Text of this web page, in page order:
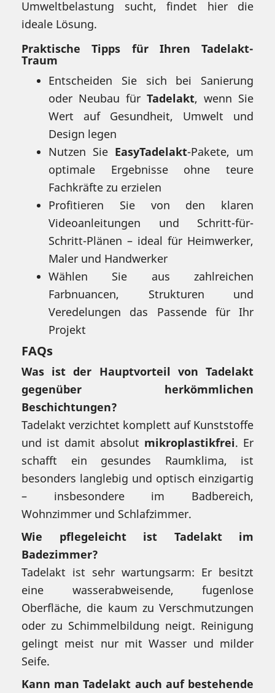
Umweltbelastung sucht, findet hier die
ideale Lösung.
Praktische Tipps für Ihren Tadelakt-
Traum
Entscheiden Sie sich bei Sanierung
oder Neubau für Tadelakt, wenn Sie
Wert auf Gesundheit, Umwelt und
Design legen
Nutzen Sie EasyTadelakt-Pakete, um
optimale Ergebnisse ohne teure
Fachkräfte zu erzielen
Profitieren Sie von den klaren
Videoanleitungen und Schritt-für-
Schritt-Plänen – ideal für Heimwerker,
Maler und Handwerker
Wählen Sie aus zahlreichen
Farbnuancen, Strukturen und
Veredelungen das Passende für Ihr
Projekt
FAQs
Was ist der Hauptvorteil von Tadelakt
gegenüber herkömmlichen
Beschichtungen?
Tadelakt verzichtet komplett auf Kunststoffe
und ist damit absolut mikroplastikfrei. Er
schafft ein gesundes Raumklima, ist
besonders langlebig und optisch einzigartig
– insbesondere im Badbereich,
Wohnzimmer und Schlafzimmer.
Wie pflegeleicht ist Tadelakt im
Badezimmer?
Tadelakt ist sehr wartungsarm: Er besitzt
eine wasserabweisende, fugenlose
Oberfläche, die kaum zu Verschmutzungen
oder zu Schimmelbildung neigt. Reinigung
gelingt meist nur mit Wasser und milder
Seife.
Kann man Tadelakt auch auf bestehende